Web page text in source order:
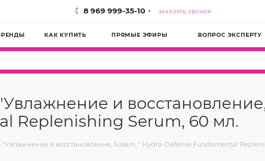
8 969 999-35-10 ЗАКАЗАТЬ ЗВОНОК
КАК КУПИТЬ ПРЯМЫЕ ЭФИРЫ ВОПРОС ЭКСПЕРТУ
и
Replenishing Serum, 60 мл.
"Увлажнение и восстановление, Soskin, " Hydra-Defense Fundamental